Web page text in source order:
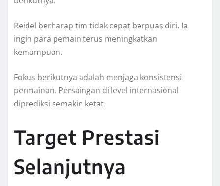
Reidel berharap tim tidak cepat berpuas diri. Ia
ingin para pemain terus meningkatkan
kemampuan.
Fokus berikutnya adalah menjaga konsistensi
permainan. Persaingan di level internasional
diprediksi semakin ketat.
Target Prestasi
Selanjutnya